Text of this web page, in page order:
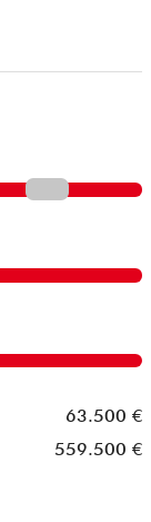
63.500 €
559.500 €